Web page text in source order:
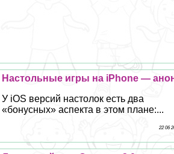
Настольные игры на iPhone —
У iOS версий настолок есть два
«бонусных» аспекта в этом плане:...
22 06